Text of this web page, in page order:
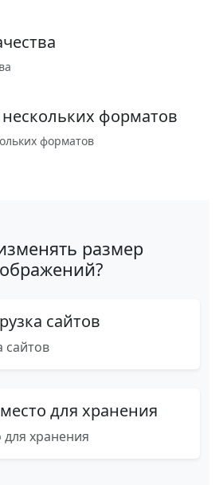
форматов
форматов
размер
сайтов
сайтов
для хранения
хранения